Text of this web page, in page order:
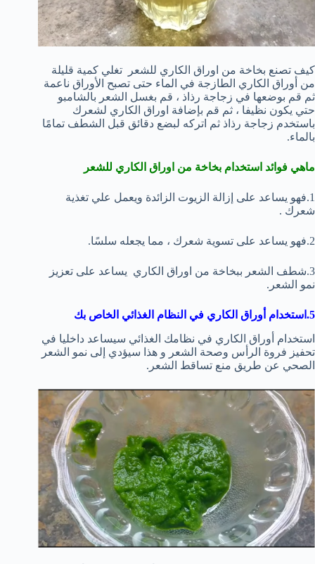
كيف تصنع بخاخة من اوراق الكاري للشعر تغلي كمية قليلة
من أوراق الكاري الطازجة في الماء حتى تصبح الأوراق ناعمة
ثم قم بوضعها في زجاجة رذاذ ، قم بغسل الشعر بالشامبو
حتي يكون نظيفا ، ثم قم بإضافة اوراق الكاري لشعرك
باستخدم زجاجة رذاذ ثم اتركه لبضع دقائق قبل الشطف تمامًا
بالماء.
ماهي فوائد استخدام بخاخة من اوراق الكاري للشعر
1.فهو يساعد على إزالة الزيوت الزائدة ويعمل علي تغذية
شعرك .
2.فهو يساعد على تسوية شعرك ، مما يجعله سلسًا.
3.شطف الشعر ببخاخة من اوراق الكاري يساعد على تعزيز
نمو الشعر.
5.استخدام
أوراق الكاري في النظام الغذائي الخاص بك
استخدام أوراق الكاري في نظامك الغذائي سيساعد داخليا في
تحفيز فروة الرأس وصحة الشعر و هذا سيؤدي إلى نمو الشعر
الصحي عن طريق منع تساقط الشعر.